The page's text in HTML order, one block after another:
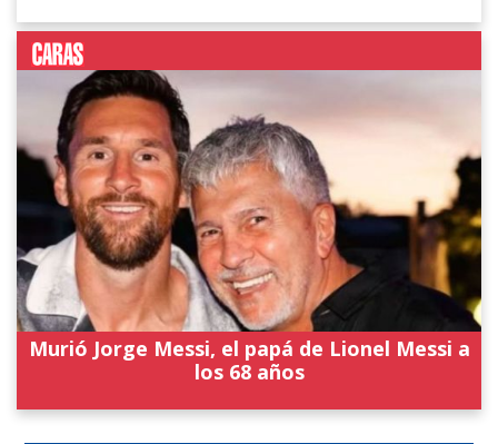
Murió Jorge Messi, el papá de Lionel Messi a
los 68 años